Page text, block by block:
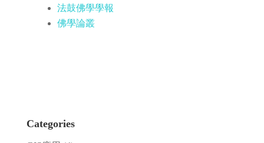
法鼓佛學學報
佛學論叢
Categories